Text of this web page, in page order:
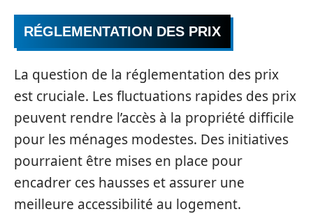
RÉGLEMENTATION DES PRIX
La question de la réglementation des prix
est cruciale. Les fluctuations rapides des prix
peuvent rendre l’accès à la propriété difficile
pour les ménages modestes. Des initiatives
pourraient être mises en place pour
encadrer ces hausses et assurer une
meilleure accessibilité au logement.